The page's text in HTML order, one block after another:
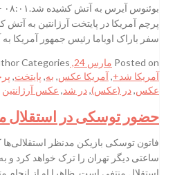
پرچم آمریکا در پایتخت آرژانتین به
سفر باراک اوباما رئیس جمهور آمریکا به
Posted on مارس 24, 2016 Categories
آمریکا شد+,آمریکا عکس, به, پایتخت,
عکس,در (عکس),در شد, عکس آرژانتین
حضور توسکی در استقلال
فاتون توسکی بازیکن مدنظر استقلالی‌ها
ساعتی دیگر تهران را ترک خواهد کرد و
استقلال منتفی است. ظاهرا او از